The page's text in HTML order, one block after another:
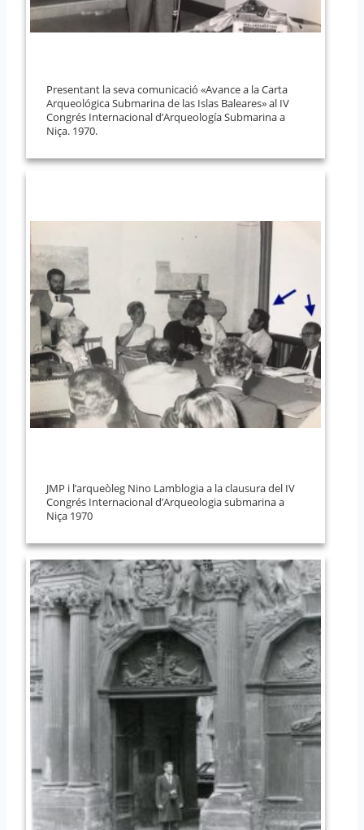
Presentant la seva comunicació «Avance a la Carta
Arqueológica Submarina de las Islas Baleares» al IV
Congrés Internacional d’Arqueología Submarina a
Niça. 1970.
JMP i l’arqueòleg Nino Lamblogia a la clausura del IV
Congrés Internacional d’Arqueologia submarina a
Niça 1970